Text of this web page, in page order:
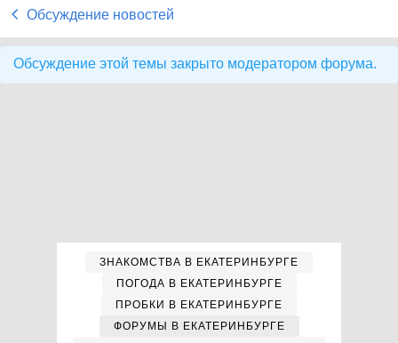
Обсуждение новостей
Обсуждение этой темы закрыто модератором форума.
ЗНАКОМСТВА В ЕКАТЕРИНБУРГЕ
ПОГОДА В ЕКАТЕРИНБУРГЕ
ПРОБКИ В ЕКАТЕРИНБУРГЕ
ФОРУМЫ В ЕКАТЕРИНБУРГЕ